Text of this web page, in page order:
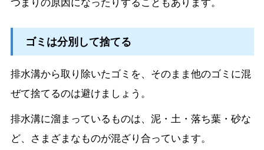
ゴミは分別して捨てる
排水溝から取り除いたゴミを、そのまま他のゴミに混
ぜて捨てるのは避けましょう。
排水溝に溜まっているものは、泥・土・落ち葉・砂な
ど、さまざまなものが混ざり合っています。